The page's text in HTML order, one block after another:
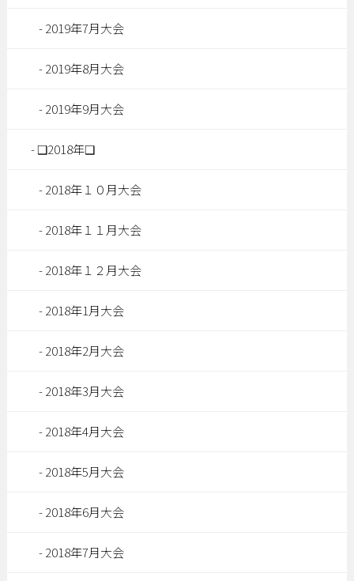
2019年7月大会
2019年8月大会
2019年9月大会
❑2018年❑
2018年１０月大会
2018年１１月大会
2018年１２月大会
2018年1月大会
2018年2月大会
2018年3月大会
2018年4月大会
2018年5月大会
2018年6月大会
2018年7月大会